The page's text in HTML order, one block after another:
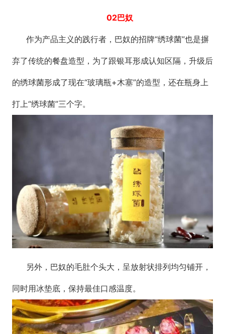
02巴奴
作为产品主义的践行者，巴奴的招牌“绣球菌”也是摒
弃了传统的餐盘造型，为了跟银耳形成认知区隔，升级后
的绣球菌形成了现在“玻璃瓶+木塞”的造型，还在瓶身上
打上“绣球菌”三个字。
另外，巴奴的毛肚个头大，呈放射状排列均匀铺开，
同时用冰垫底，保持最佳口感温度。